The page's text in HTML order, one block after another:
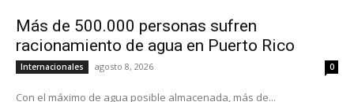
Más de 500.000 personas sufren
racionamiento de agua en Puerto Rico
Internacionales agosto 8, 2026 0
Con el máximo de agua posible almacenada, más de...